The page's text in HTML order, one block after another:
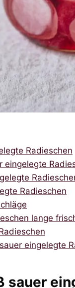
Radieschen
eingelegte
Radieschen
lange
eingelegte
sauer